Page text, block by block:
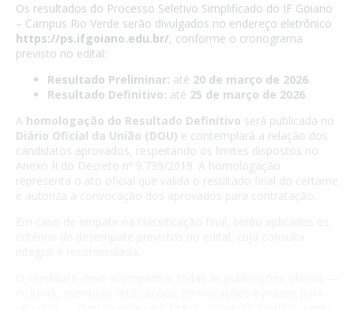
Os resultados do Processo Seletivo Simplificado do IF Goiano
– Campus Rio Verde serão divulgados no endereço eletrônico
https://ps.ifgoiano.edu.br/, conforme o cronograma
previsto no edital:
Resultado Preliminar: até 20 de março de 2026.
Resultado Definitivo: até 25 de março de 2026.
A homologação do Resultado Definitivo será publicada no
Diário Oficial da União (DOU) e contemplará a relação dos
candidatos aprovados, respeitando os limites dispostos no
Anexo II do Decreto nº 9.739/2019. A homologação
representa o ato oficial que valida o resultado final do certame
e autoriza a convocação dos aprovados para contratação.